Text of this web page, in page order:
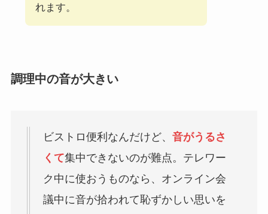
れます。
調理中の音が大きい
ビストロ便利なんだけど、 音がうるさ
くて集中できないのが難点。テレワー
ク中に使おうものなら、オンライン会
議中に音が拾われて恥ずかしい思いを